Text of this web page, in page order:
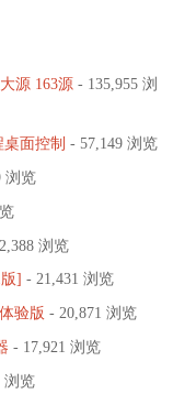
源 163源- 135,955 浏
面控制 - 57,149 浏览
浏览
浏览
] - 21,431 浏览
验版 - 20,871 浏览
- 17,921 浏览
浏览